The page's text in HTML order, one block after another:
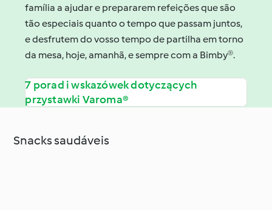
família a ajudar e prepararem refeições que são
tão especiais quanto o tempo que passam juntos,
e desfrutem do vosso tempo de partilha em torno
da mesa, hoje, amanhã, e sempre com a Bimby®.
7 porad i wskazówek dotyczących
przystawki Varoma®
Snacks saudáveis